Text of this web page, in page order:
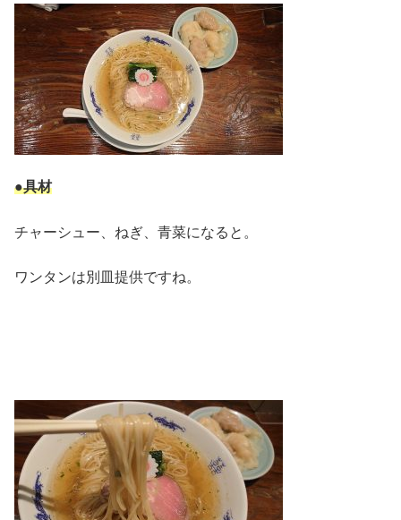
●具材
チャーシュー、ねぎ、青菜になると。
ワンタンは別皿提供ですね。